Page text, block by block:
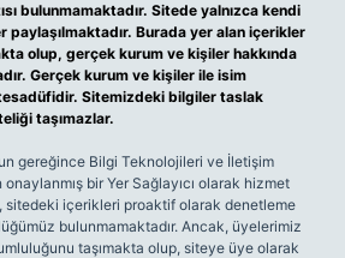
bulunmamaktadır. Sitede yalnızca kendi
paylaşılmaktadır. Burada yer alan içerikler
olup, gerçek kurum ve kişiler hakkında
Gerçek kurum ve kişiler ile isim
Sitemizdeki bilgiler taslak
taşımazlar.
gereğince Bilgi Teknolojileri ve İletişim
bir Yer Sağlayıcı olarak hizmet
sitedeki içerikleri proaktif olarak denetleme
bulunmamaktadır. Ancak, üyelerimiz
taşımakta olup, siteye üye olarak